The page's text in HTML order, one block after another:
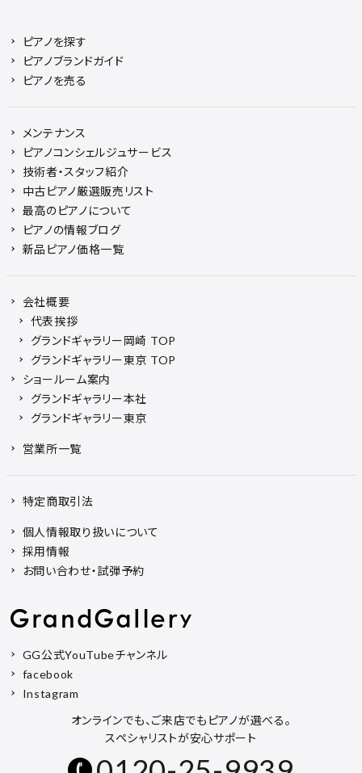
ピアノを探す
ピアノブランドガイド
ピアノを売る
メンテナンス
ピアノコンシェルジュサービス
技術者・スタッフ紹介
中古ピアノ厳選販売リスト
最高のピアノについて
ピアノの情報ブログ
新品ピアノ価格一覧
会社概要
代表挨拶
グランドギャラリー岡崎 TOP
グランドギャラリー東京 TOP
ショールーム案内
グランドギャラリー本社
グランドギャラリー東京
営業所一覧
特定商取引法
個人情報取り扱いについて
採用情報
お問い合わせ・試弾予約
GG公式YouTubeチャンネル
facebook
Instagram
オンラインでも、ご来店でもピアノが選べる。
スペシャリストが安心サポート